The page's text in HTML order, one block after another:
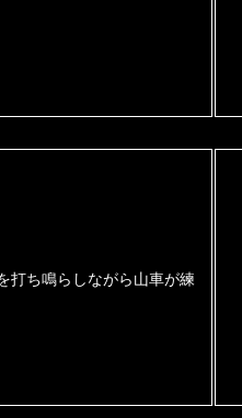
打ち鳴らしながら山車が練